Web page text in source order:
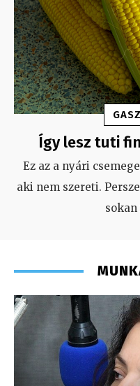
Így lesz tuti
Ez az a nyári
aki nem szereti.